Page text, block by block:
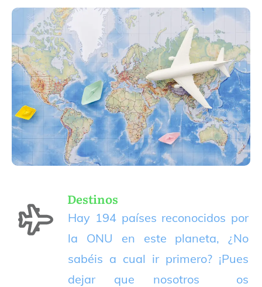
Destinos
Hay 194 países reconocidos por
la ONU en este planeta, ¿No
sabéis a cual ir primero? ¡Pues
dejar que nosotros os